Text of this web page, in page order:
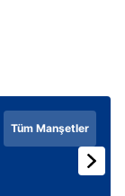
Tüm Manşetler